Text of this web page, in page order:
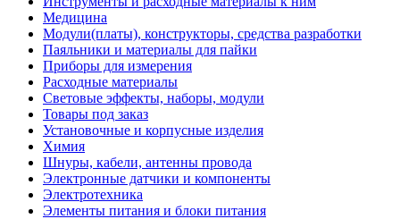
Медицина
Модули(платы), конструкторы, средства разработки
Паяльники и материалы для пайки
Приборы для измерения
Расходные материалы
Световые эффекты, наборы, модули
Товары под заказ
Установочные и корпусные изделия
Химия
Шнуры, кабели, антенны провода
Электронные датчики и компоненты
Электротехника
Элементы питания и блоки питания